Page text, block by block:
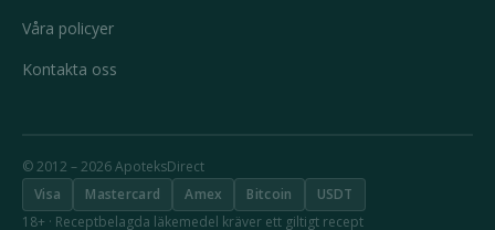
Våra policyer
Kontakta oss
© 2012 – 2026 ApoteksDirect
Visa
Mastercard Amex Bitcoin
USDT
18+ · Receptbelagda läkemedel kräver ett giltigt recept